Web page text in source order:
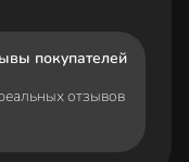
покупателей
отзывов